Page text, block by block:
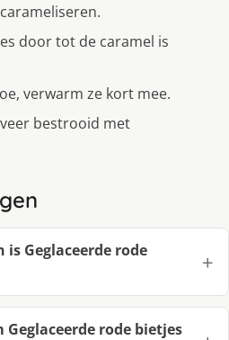
door tot de caramel is
verwarm ze kort mee.
bestrooid met
is Geglaceerde rode
rode bietjes